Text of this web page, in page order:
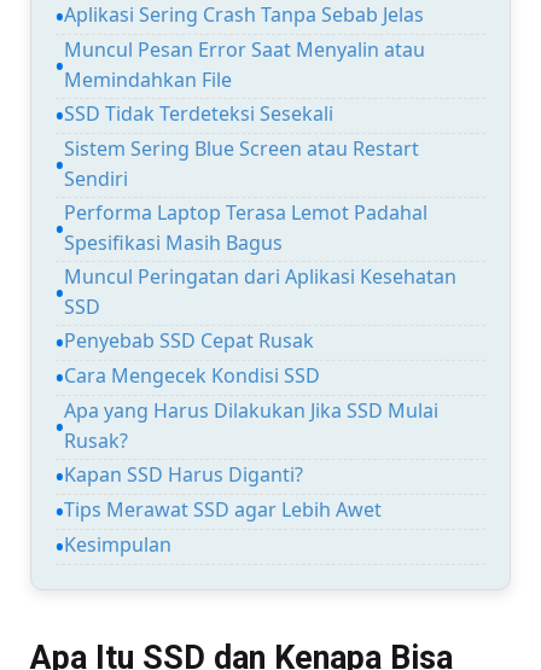
Aplikasi Sering Crash Tanpa Sebab Jelas
Muncul Pesan Error Saat Menyalin atau
Memindahkan File
SSD Tidak Terdeteksi Sesekali
Sistem Sering Blue Screen atau Restart
Sendiri
Performa Laptop Terasa Lemot Padahal
Spesifikasi Masih Bagus
Muncul Peringatan dari Aplikasi Kesehatan
SSD
Penyebab SSD Cepat Rusak
Cara Mengecek Kondisi SSD
Apa yang Harus Dilakukan Jika SSD Mulai
Rusak?
Kapan SSD Harus Diganti?
Tips Merawat SSD agar Lebih Awet
Kesimpulan
Apa Itu SSD dan Kenapa Bisa